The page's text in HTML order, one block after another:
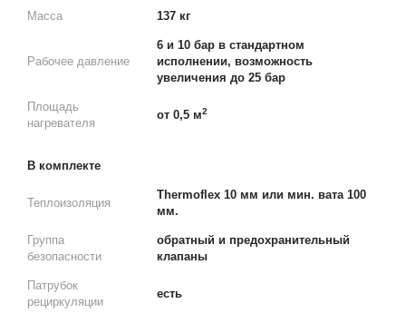
Масса 137 кг
Рабочее давление
6 и 10 бар в стандартном
исполнении, возможность
увеличения до 25 бар
Площадь
нагревателя
от 0,5 м2
В комплекте
Теплоизоляция
Thermoflex 10 мм или мин. вата 100
мм.
Группа
безопасности
обратный и предохранительный
клапаны
Патрубок
рециркуляции
есть